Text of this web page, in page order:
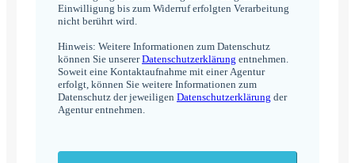
Einwilligung bis zum Widerruf erfolgten Verarbeitung
nicht berührt wird.
Hinweis: Weitere Informationen zum Datenschutz
können Sie unsererDatenschutzerklärung entnehmen.
Soweit eine Kontaktaufnahme mit einer Agentur
erfolgt, können Sie weitere Informationen zum
Datenschutz der jeweiligen Datenschutzerklärung der
Agentur entnehmen.